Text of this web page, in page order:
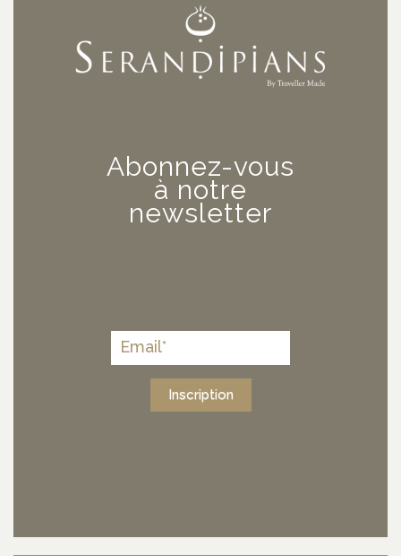
Abonnez-vous
à notre
newsletter
Inscription